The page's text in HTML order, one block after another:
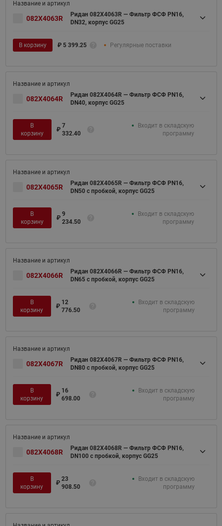
082X4063R
Ридан 082X4063R — Фильтр ФСФ PN16,
DN32, корпус GG25
В корзину ₽ 5 399.25 Регулярные поставки
082X4064R
Ридан 082X4064R — Фильтр ФСФ PN16,
DN40, корпус GG25
В
корзину
₽
7
332.40
Входит в складскую
программу
082X4065R
Ридан 082X4065R — Фильтр ФСФ PN16,
DN50 с пробкой, корпус GG25
В
корзину
₽
9
234.50
Входит в складскую
программу
082X4066R
Ридан 082X4066R — Фильтр ФСФ PN16,
DN65 с пробкой, корпус GG25
В
корзину
₽
12
776.50
Входит в складскую
программу
082X4067R
Ридан 082X4067R — Фильтр ФСФ PN16,
DN80 с пробкой, корпус GG25
В
корзину
₽
16
698.00
Входит в складскую
программу
082X4068R
Ридан 082X4068R — Фильтр ФСФ PN16,
DN100 с пробкой, корпус GG25
В
корзину
₽
23
908.50
Входит в складскую
программу